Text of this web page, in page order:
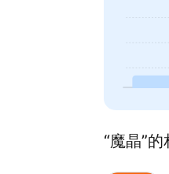
“魔晶”